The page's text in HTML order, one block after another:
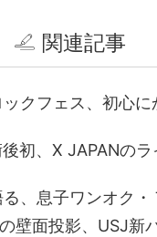
関連記事
クフェス、初心に
初、X JAPANのラ
、息子ワンオク・
壁面投影、USJ新